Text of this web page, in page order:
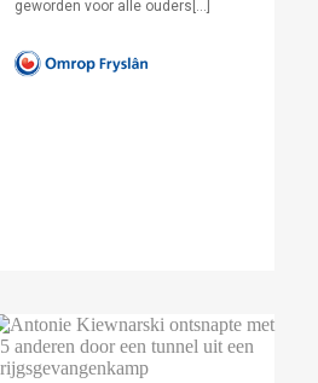
geworden voor alle ouders[…]